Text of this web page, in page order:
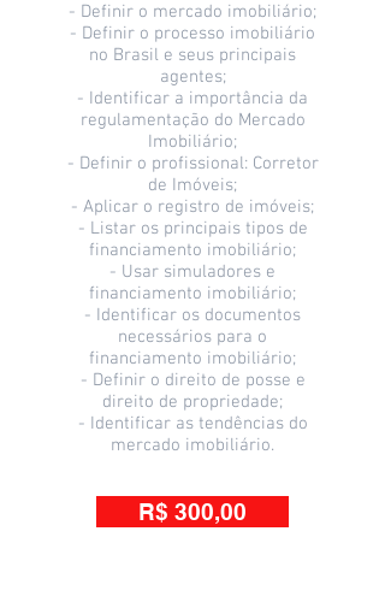
- Definir o mercado imobiliário;
- Definir o processo imobiliário
no Brasil e seus principais
agentes;
- Identificar a importância da
regulamentação do Mercado
Imobiliário;
- Definir o profissional: Corretor
de Imóveis;
- Aplicar o registro de imóveis;
- Listar os principais tipos de
financiamento imobiliário;
- Usar simuladores e
financiamento imobiliário;
- Identificar os documentos
necessários para o
financiamento imobiliário;
- Definir o direito de posse e
direito de propriedade;
- Identificar as tendências do
mercado imobiliário.
R$ 300,00